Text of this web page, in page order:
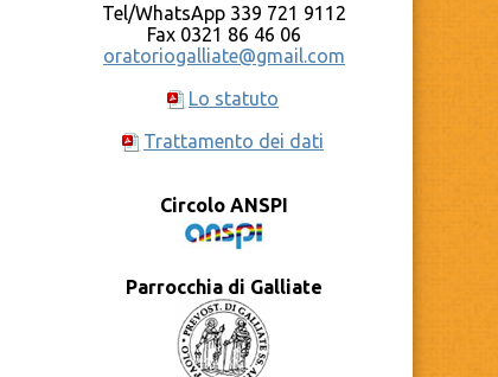
Tel/WhatsApp 339 721 9112
Fax 0321 86 46 06
oratoriogalliate@gmail.com
Lo statuto
Trattamento dei dati
Circolo ANSPI
Parrocchia di Galliate